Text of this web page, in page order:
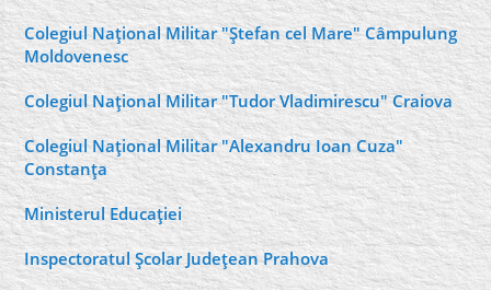
Colegiul Naţional Militar "Ştefan cel Mare" Câmpulung
Moldovenesc
Colegiul Naţional Militar "Tudor Vladimirescu" Craiova
Colegiul Naţional Militar "Alexandru Ioan Cuza"
Constanţa
Ministerul Educaţiei
Inspectoratul Şcolar Judeţean Prahova